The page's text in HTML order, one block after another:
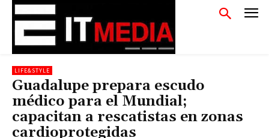
LIFE&STYLE
Guadalupe prepara escudo
médico para el Mundial;
capacitan a rescatistas en zonas
cardioprotegidas